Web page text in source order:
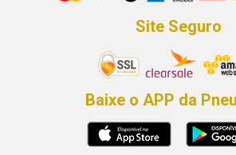
Site Seguro
Baixe o APP da